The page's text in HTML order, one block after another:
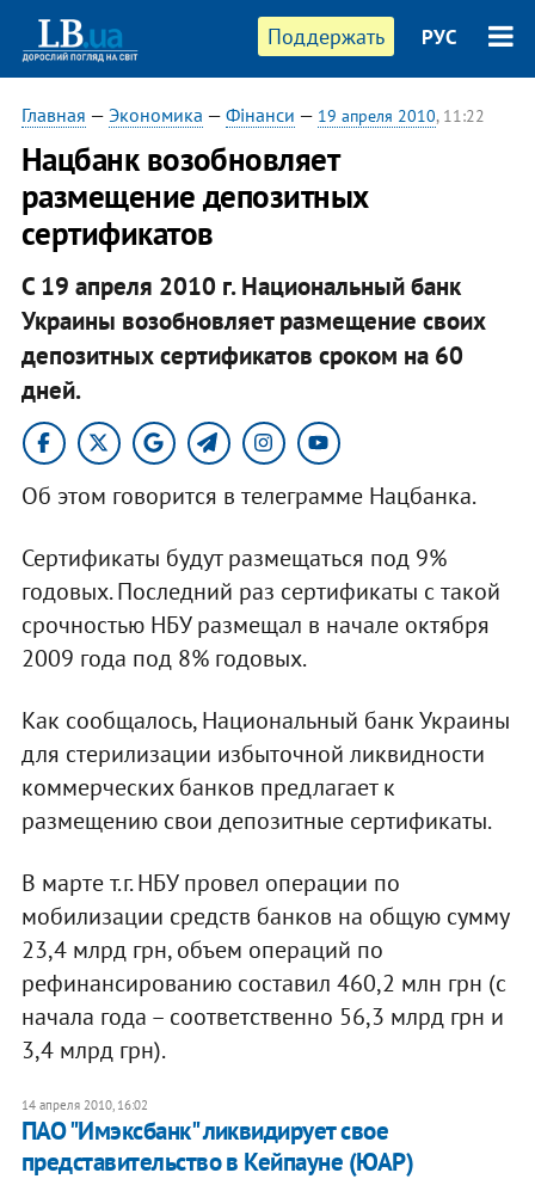
Поддержать РУС
Главная — Экономика — Фінанси — 19 апреля 2010, 11:22
Нацбанк возобновляет
размещение депозитных
сертификатов
С 19 апреля 2010 г. Национальный банк
Украины возобновляет размещение своих
депозитных сертификатов сроком на 60
дней.
Об этом говорится в телеграмме Нацбанка.
Сертификаты будут размещаться под 9%
годовых. Последний раз сертификаты с такой
срочностью НБУ размещал в начале октября
2009 года под 8% годовых.
Как сообщалось, Национальный банк Украины
для стерилизации избыточной ликвидности
коммерческих банков предлагает к
размещению свои депозитные сертификаты.
В марте т.г. НБУ провел операции по
мобилизации средств банков на общую сумму
23,4 млрд грн, объем операций по
рефинансированию составил 460,2 млн грн (с
начала года – соответственно 56,3 млрд грн и
3,4 млрд грн).
14 апреля 2010, 16:02
ПАО "Имэксбанк" ликвидирует свое
представительство в Кейпауне (ЮАР)